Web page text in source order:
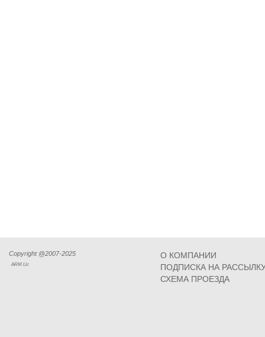
Copyright @2007-2025
ARM Llc
О КОМПАНИИ
ПОДПИСКА НА
СХЕМА ПРОЕЗДА